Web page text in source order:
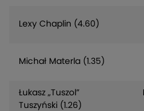
Lexy Chaplin (4.60)
Michał Materla (1.35)
Łukasz „Tuszol”
Tuszyński (1.26)